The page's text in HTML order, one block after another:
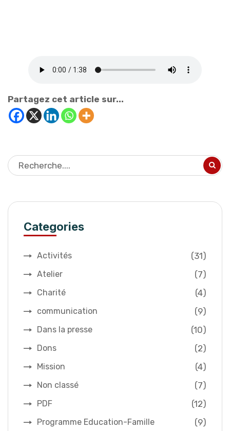
Partagez cet article sur...
Categories
Activités (31)
Atelier (7)
Charité (4)
communication (9)
Dans la presse (10)
Dons (2)
Mission (4)
Non classé (7)
PDF (12)
Programme Education-Famille (9)